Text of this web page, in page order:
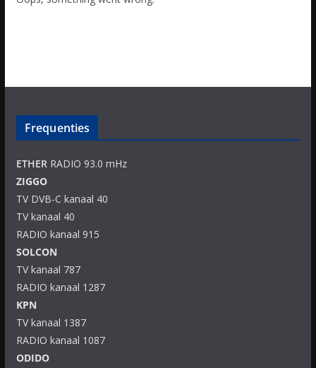
Frequenties
ETHERRADIO 93.0 mHz
ZIGGO
TV DVB-C kanaal 40
TV kanaal 40
RADIO kanaal 915
SOLCON
TV kanaal 787
RADIO kanaal 1287
KPN
TV kanaal 1387
RADIO kanaal 1087
ODIDO